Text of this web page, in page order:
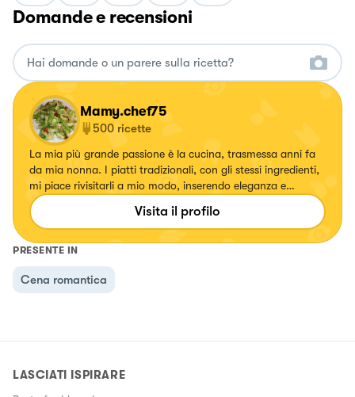
Domande e recensioni
Mamy.chef75
500 ricette
La mia più grande passione è la cucina, trasmessa anni fa
da mia nonna. I piatti tradizionali, con gli stessi ingredienti,
mi piace rivisitarli a mio modo, inserendo eleganza e
specialmente colori. Ogni volta che creo un piatto mi
emoziono e vorrei tanto emozionare anche voi.
Visita il profilo
PRESENTE IN
Cena romantica
LASCIATI ISPIRARE